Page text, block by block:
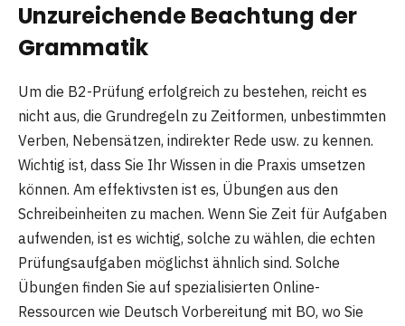
Unzureichende Beachtung der
Grammatik
Um die B2-Prüfung erfolgreich zu bestehen, reicht es
nicht aus, die Grundregeln zu Zeitformen, unbestimmten
Verben, Nebensätzen, indirekter Rede usw. zu kennen.
Wichtig ist, dass Sie Ihr Wissen in die Praxis umsetzen
können. Am effektivsten ist es, Übungen aus den
Schreibeinheiten zu machen. Wenn Sie Zeit für Aufgaben
aufwenden, ist es wichtig, solche zu wählen, die echten
Prüfungsaufgaben möglichst ähnlich sind. Solche
Übungen finden Sie auf spezialisierten Online-
Ressourcen wie Deutsch Vorbereitung mit BO, wo Sie